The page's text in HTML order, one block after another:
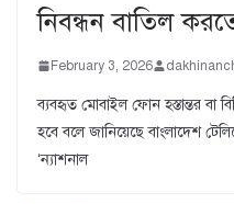
নিবন্ধন বাতিল
February 3, 2026
ব্যবহৃত মোবাইল ফোন হস্তান্তর বা
হবে বলে জানিয়েছে বাংলাদেশ
‘ন্যাশনাল